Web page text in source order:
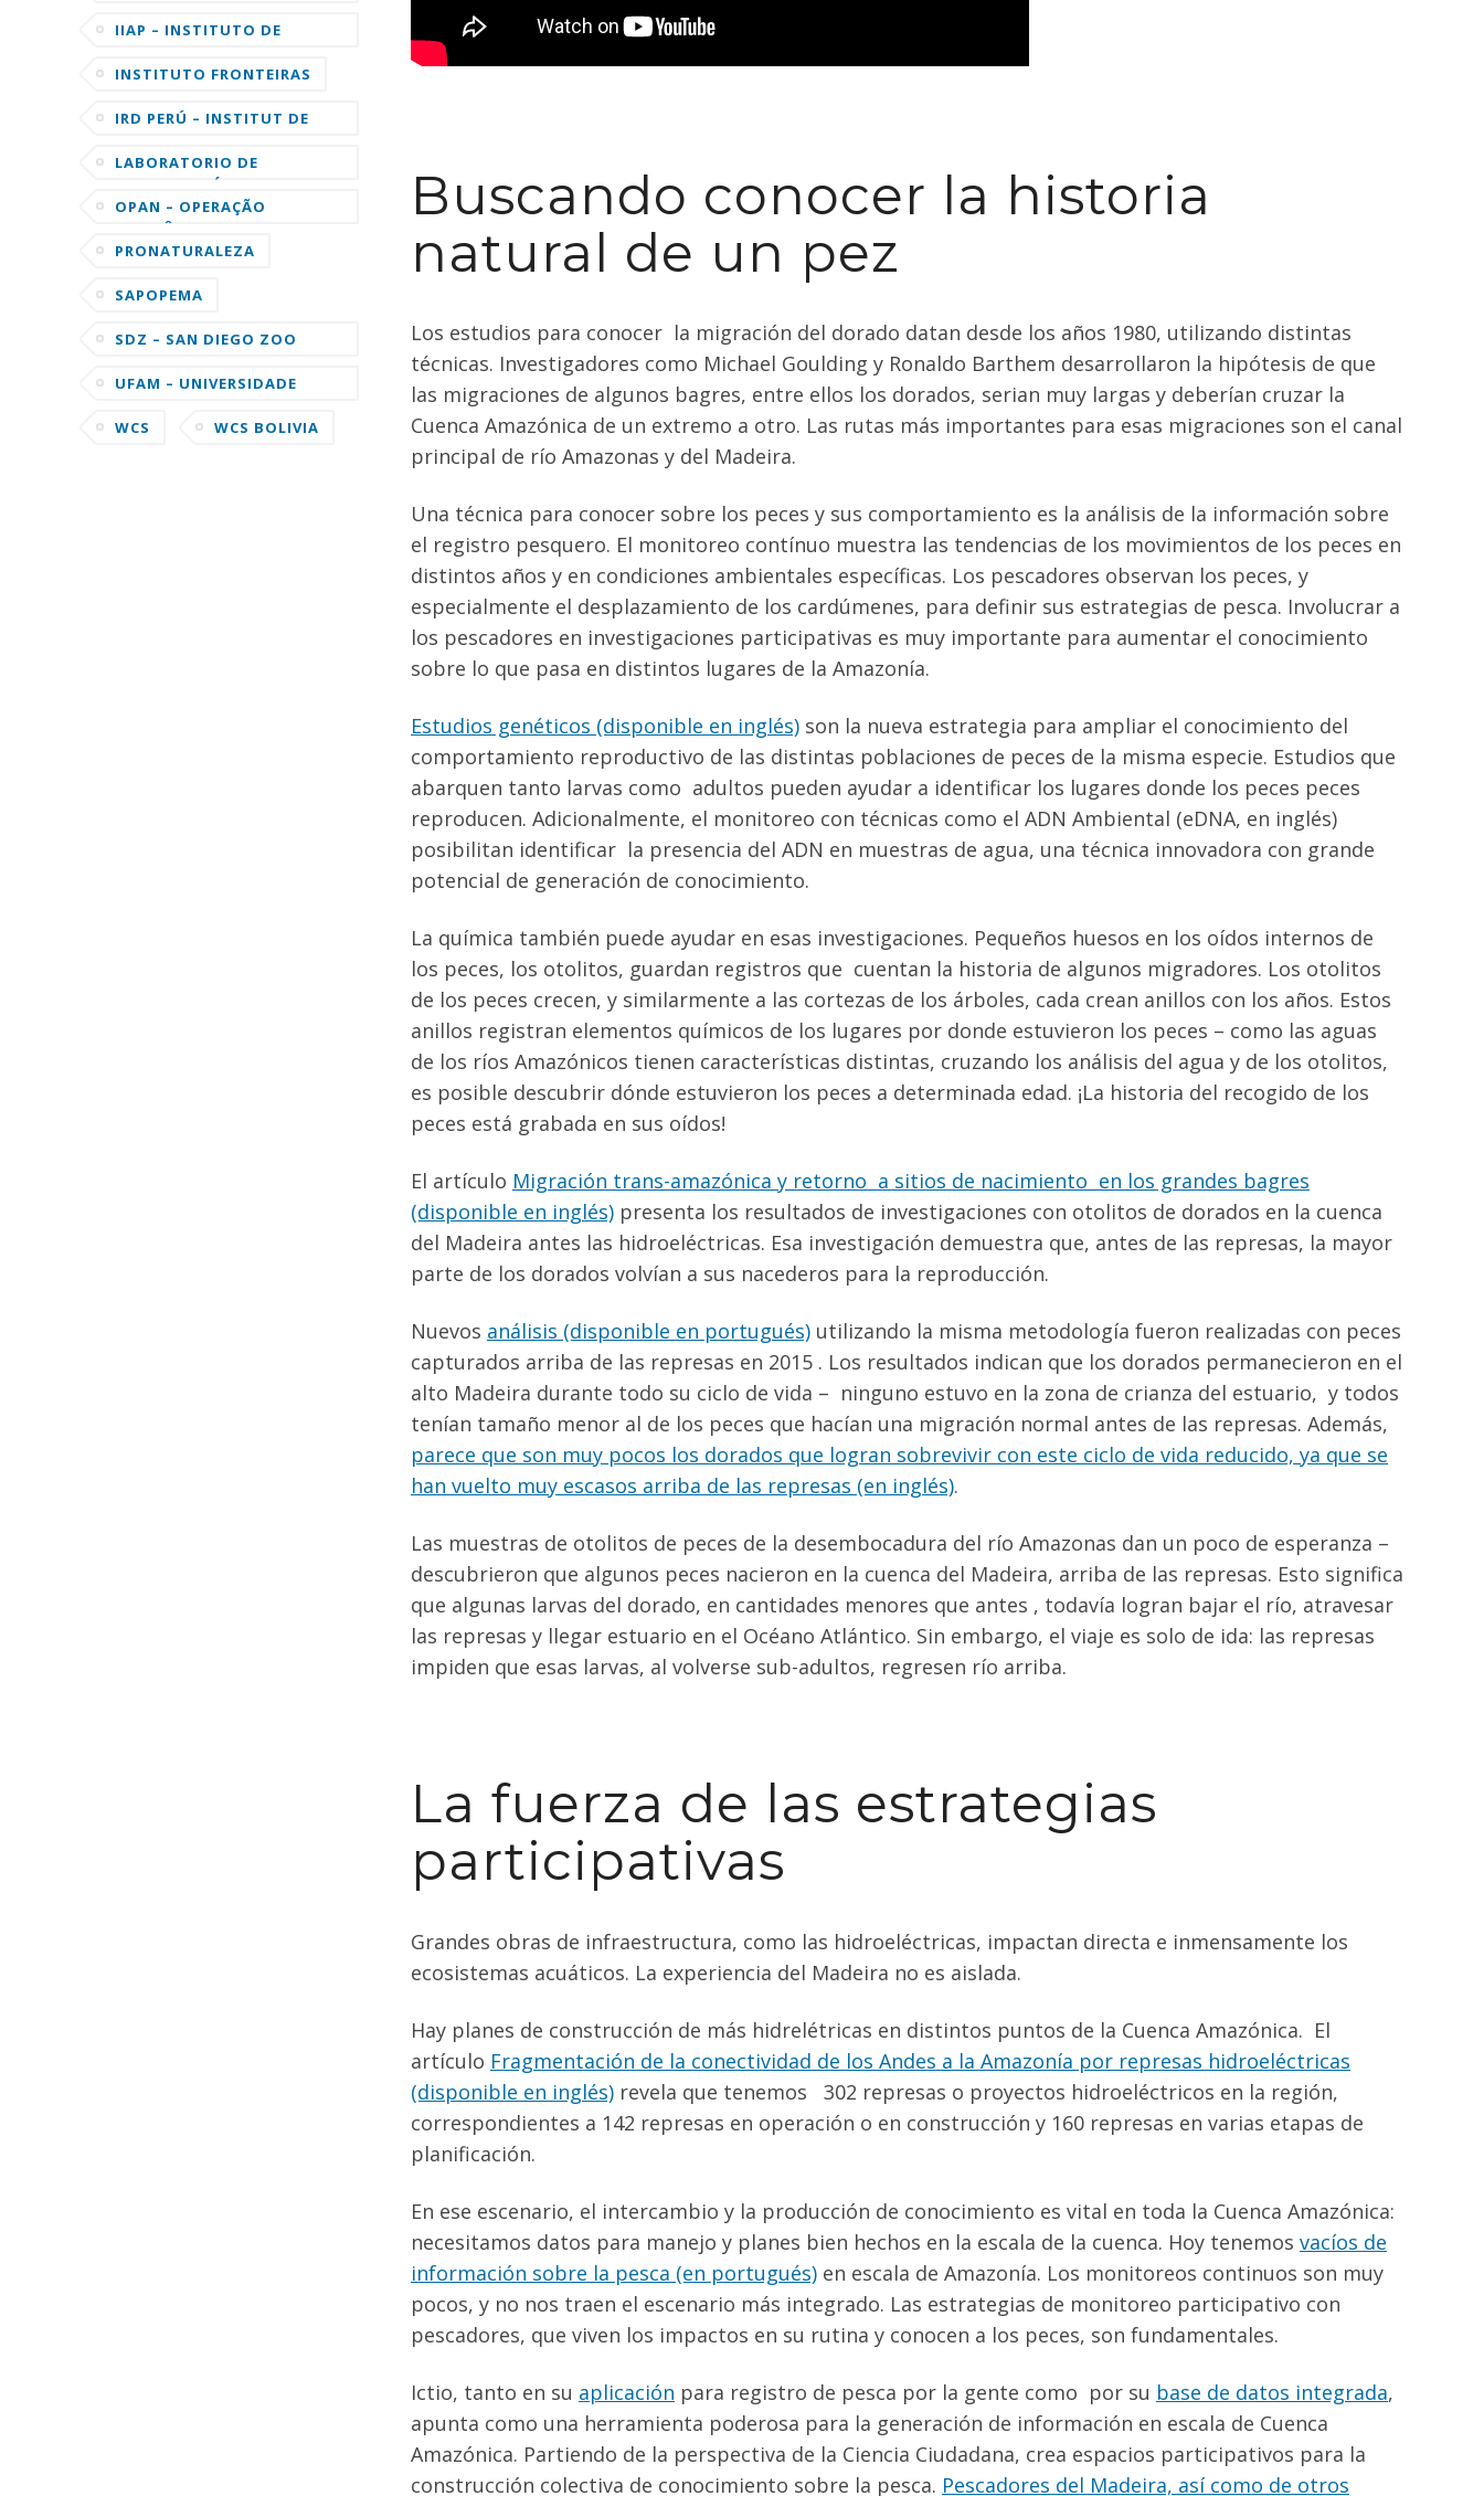
Buscando conocer la historia
natural de un pez
Los estudios para conocer la migración del dorado datan desde los años 1980, utilizando distintas
técnicas. Investigadores como Michael Goulding y Ronaldo Barthem desarrollaron la hipótesis de que
las migraciones de algunos bagres, entre ellos los dorados, serian muy largas y deberían cruzar la
Cuenca Amazónica de un extremo a otro. Las rutas más importantes para esas migraciones son el canal
principal de río Amazonas y del Madeira.
Una técnica para conocer sobre los peces y sus comportamiento es la análisis de la información sobre
el registro pesquero. El monitoreo contínuo muestra las tendencias de los movimientos de los peces en
distintos años y en condiciones ambientales específicas. Los pescadores observan los peces, y
especialmente el desplazamiento de los cardúmenes, para definir sus estrategias de pesca. Involucrar a
los pescadores en investigaciones participativas es muy importante para aumentar el conocimiento
sobre lo que pasa en distintos lugares de la Amazonía.
Estudios genéticos (disponible en inglés) son la nueva estrategia para ampliar el conocimiento del
comportamiento reproductivo de las distintas poblaciones de peces de la misma especie. Estudios que
abarquen tanto larvas como adultos pueden ayudar a identificar los lugares donde los peces peces
reproducen. Adicionalmente, el monitoreo con técnicas como el ADN Ambiental (eDNA, en inglés)
posibilitan identificar la presencia del ADN en muestras de agua, una técnica innovadora con grande
potencial de generación de conocimiento.
La química también puede ayudar en esas investigaciones. Pequeños huesos en los oídos internos de
los peces, los otolitos, guardan registros que cuentan la historia de algunos migradores. Los otolitos
de los peces crecen, y similarmente a las cortezas de los árboles, cada crean anillos con los años. Estos
anillos registran elementos químicos de los lugares por donde estuvieron los peces – como las aguas
de los ríos Amazónicos tienen características distintas, cruzando los análisis del agua y de los otolitos,
es posible descubrir dónde estuvieron los peces a determinada edad. ¡La historia del recogido de los
peces está grabada en sus oídos!
El artículo Migración trans-amazónica y retorno a sitios de nacimiento en los grandes bagres
(disponible en inglés) presenta los resultados de investigaciones con otolitos de dorados en la cuenca
del Madeira antes las hidroeléctricas. Esa investigación demuestra que, antes de las represas, la mayor
parte de los dorados volvían a sus nacederos para la reproducción.
Nuevos análisis (disponible en portugués) utilizando la misma metodología fueron realizadas con peces
capturados arriba de las represas en 2015 . Los resultados indican que los dorados permanecieron en el
alto Madeira durante todo su ciclo de vida – ninguno estuvo en la zona de crianza del estuario, y todos
tenían tamaño menor al de los peces que hacían una migración normal antes de las represas. Además,
parece que son muy pocos los dorados que logran sobrevivir con este ciclo de vida reducido, ya que se
han vuelto muy escasos arriba de las represas (en inglés).
Las muestras de otolitos de peces de la desembocadura del río Amazonas dan un poco de esperanza –
descubrieron que algunos peces nacieron en la cuenca del Madeira, arriba de las represas. Esto significa
que algunas larvas del dorado, en cantidades menores que antes , todavía logran bajar el río, atravesar
las represas y llegar estuario en el Océano Atlántico. Sin embargo, el viaje es solo de ida: las represas
impiden que esas larvas, al volverse sub-adultos, regresen río arriba.
La fuerza de las estrategias
participativas
Grandes obras de infraestructura, como las hidroeléctricas, impactan directa e inmensamente los
ecosistemas acuáticos. La experiencia del Madeira no es aislada.
Hay planes de construcción de más hidrelétricas en distintos puntos de la Cuenca Amazónica. El
artículo Fragmentación de la conectividad de los Andes a la Amazonía por represas hidroeléctricas
(disponible en inglés) revela que tenemos 302 represas o proyectos hidroeléctricos en la región,
correspondientes a 142 represas en operación o en construcción y 160 represas en varias etapas de
planificación.
En ese escenario, el intercambio y la producción de conocimiento es vital en toda la Cuenca Amazónica:
necesitamos datos para manejo y planes bien hechos en la escala de la cuenca. Hoy tenemos vacíos de
información sobre la pesca (en portugués) en escala de Amazonía. Los monitoreos continuos son muy
pocos, y no nos traen el escenario más integrado. Las estrategias de monitoreo participativo con
pescadores, que viven los impactos en su rutina y conocen a los peces, son fundamentales.
Ictio, tanto en su aplicación para registro de pesca por la gente como por su base de datos integrada,
apunta como una herramienta poderosa para la generación de información en escala de Cuenca
Amazónica. Partiendo de la perspectiva de la Ciencia Ciudadana, crea espacios participativos para la
construcción colectiva de conocimiento sobre la pesca. Pescadores del Madeira, así como de otros
SUSTENTÁVEL MAMIRAUÁ
IIAP – INSTITUTO DE
AMAZONIA PERUANA
INSTITUTO FRONTEIRAS
IRD PERÚ – INSTITUT DE
DÉVELOPPEMENT
LABORATORIO DE
ORNITOLOGÍA DE LA
UNIVERSIDAD DE CORNELL
OPAN – OPERAÇÃO
AMAZÔNIA NATIVA
PRONATURALEZA
SAPOPEMA
SDZ – SAN DIEGO ZOO
UFAM – UNIVERSIDADE
WCS
WCS BOLIVIA